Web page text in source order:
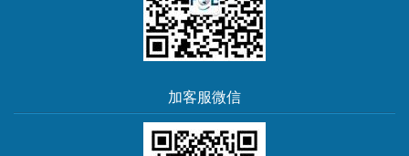
加客服微信